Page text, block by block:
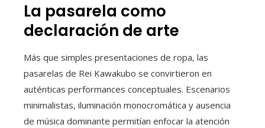
La pasarela como
declaración de arte
Más que simples presentaciones de ropa, las
pasarelas de Rei Kawakubo se convirtieron en
auténticas performances conceptuales. Escenarios
minimalistas, iluminación monocromática y ausencia
de música dominante permitían enfocar la atención